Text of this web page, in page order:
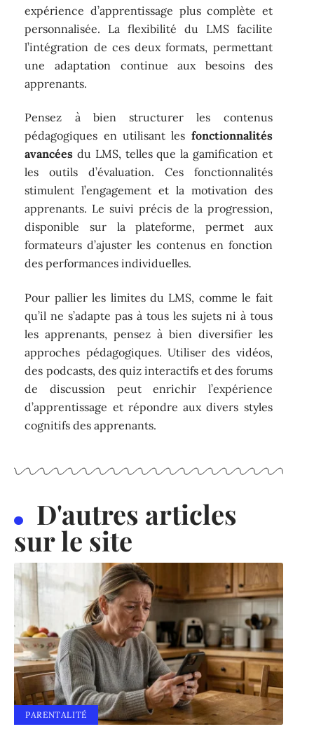
expérience d’apprentissage plus complète et
personnalisée. La flexibilité du LMS facilite
l’intégration de ces deux formats, permettant
une adaptation continue aux besoins des
apprenants.
Pensez à bien structurer les contenus
pédagogiques en utilisant les fonctionnalités
avancées du LMS, telles que la gamification et
les outils d’évaluation. Ces fonctionnalités
stimulent l’engagement et la motivation des
apprenants. Le suivi précis de la progression,
disponible sur la plateforme, permet aux
formateurs d’ajuster les contenus en fonction
des performances individuelles.
Pour pallier les limites du LMS, comme le fait
qu’il ne s’adapte pas à tous les sujets ni à tous
les apprenants, pensez à bien diversifier les
approches pédagogiques. Utiliser des vidéos,
des podcasts, des quiz interactifs et des forums
de discussion peut enrichir l’expérience
d’apprentissage et répondre aux divers styles
cognitifs des apprenants.
D'autres articles
sur le site
PARENTALITÉ